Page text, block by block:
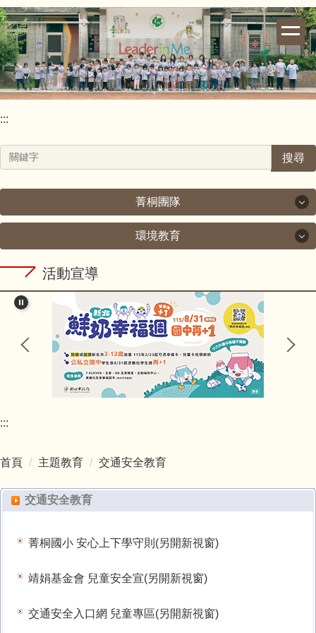
跳
到
主
要
內
容
:::
搜尋
菁桐團隊
校長室
總務處
輔導室
人事室
幼兒園
圖書館
環境教育
環境教育
新北市政府教育局111年度環境教育工作計畫.pdf
新北市環境教育中程計畫（111-114年）.pdf
菁桐國小109年度環境教育成果.pdf
新北市政府教育局食農教育中程計畫(110年).pdf
新北市市永續環境教育中心
環境教育終身學習網
校園電力監控系統
空氣品質監測-空氣盒子(EdiGreen)
活動宣導
:::
首頁 主題教育 交通安全教育
交通安全教育
菁桐國小 安心上下學守則(另開新視窗)
靖娟基金會 兒童安全宣(另開新視窗)
交通安全入口網 兒童專區(另開新視窗)